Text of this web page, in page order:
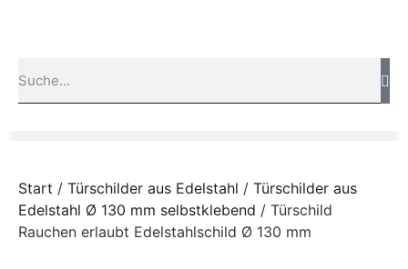
Start / Türschilder aus Edelstahl / Türschilder aus
Edelstahl Ø 130 mm selbstklebend / Türschild
Rauchen erlaubt Edelstahlschild Ø 130 mm